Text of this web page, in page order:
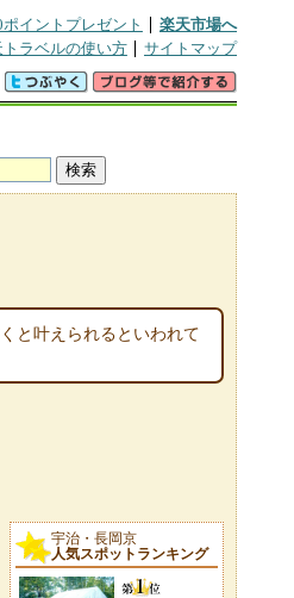
イントプレゼント
楽天市場へ
トラベルの使い方 サイトマップ
と叶えられるといわれて
宇治・長岡京
人気スポットランキング